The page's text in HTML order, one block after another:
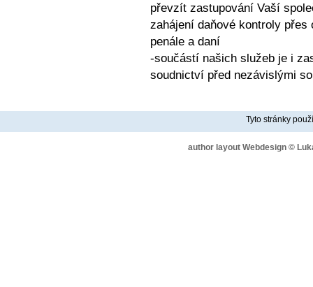
převzít zastupování Vaší
zahájení daňové kontroly
penále a daní
-součástí našich služeb je i
soudnictví před nezávislými
Tyto stránky
author layout Webdesign ©